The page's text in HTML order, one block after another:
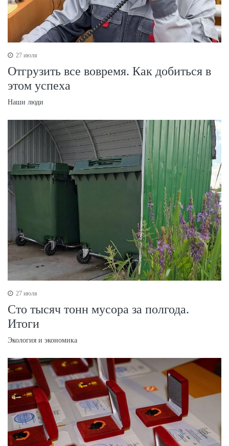
27 июля
Отгрузить все вовремя. Как добиться в
этом успеха
Наши люди
27 июля
Сто тысяч тонн мусора за полгода.
Итоги
Экология и экономика